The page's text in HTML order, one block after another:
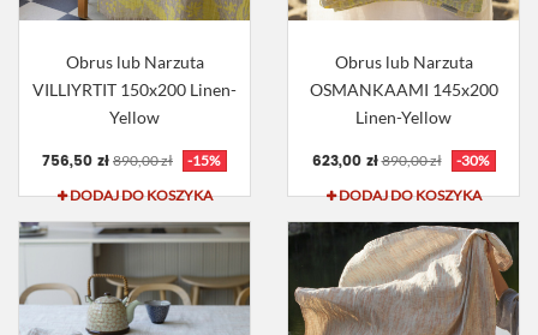
Obrus lub Narzuta
VILLIYRTIT 150x200 Linen-
Yellow
756,50 zł 890,00 zł
-15%
DODAJ DO KOSZYKA
Obrus lub Narzuta
OSMANKAAMI 145x200
Linen-Yellow
623,00 zł 890,00 zł
-30%
DODAJ DO KOSZYKA